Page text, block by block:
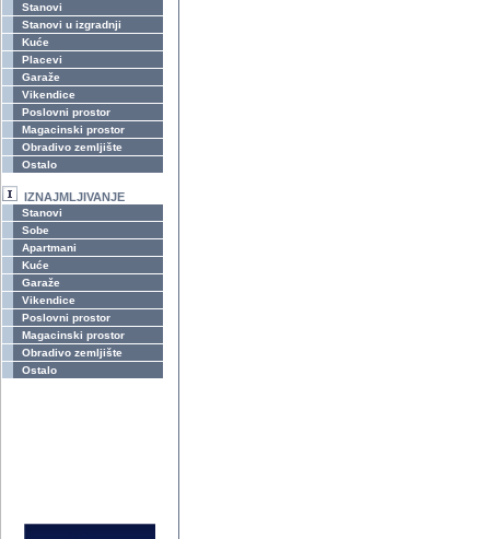
Stanovi
Stanovi u izgradnji
Kuće
Placevi
Garaže
Vikendice
Poslovni prostor
Magacinski prostor
Obradivo zemljište
Ostalo
IZNAJMLJIVANJE
Stanovi
Sobe
Apartmani
Kuće
Garaže
Vikendice
Poslovni prostor
Magacinski prostor
Obradivo zemljište
Ostalo